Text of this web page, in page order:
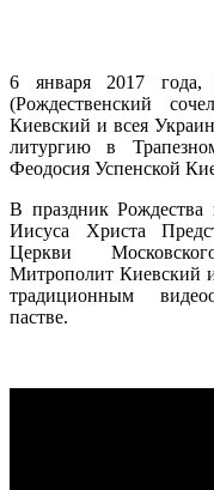
6 января 2017 года,
(Рождественский
Киевский и всея
литургию в
Феодосия Успенской
В праздник Рождества
Иисуса Христа
Церкви
Митрополит Киевский
традиционным
пастве.